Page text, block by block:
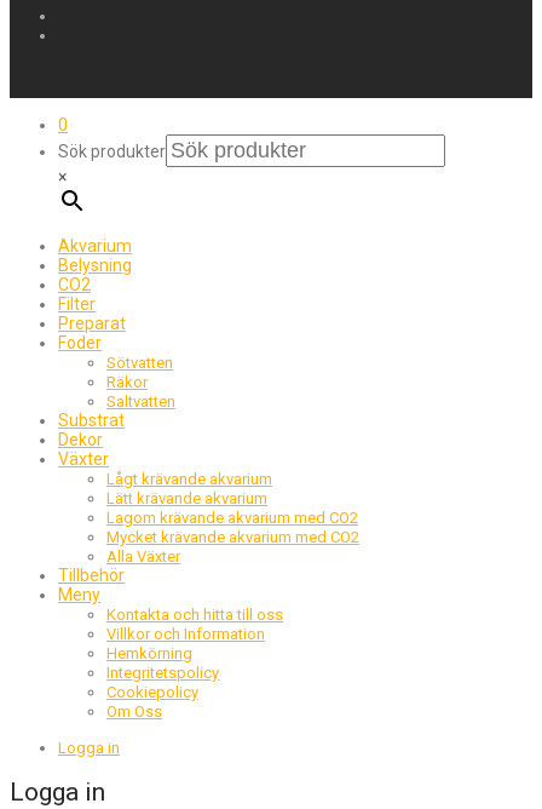
0
Sök produkter
×
Akvarium
Belysning
CO2
Filter
Preparat
Foder
Sötvatten
Räkor
Saltvatten
Substrat
Dekor
Växter
Lågt krävande akvarium
Lätt krävande akvarium
Lagom krävande akvarium med CO2
Mycket krävande akvarium med CO2
Alla Växter
Tillbehör
Meny
Kontakta och hitta till oss
Villkor och Information
Hemkörning
Integritetspolicy
Cookiepolicy
Om Oss
Logga in
Logga in